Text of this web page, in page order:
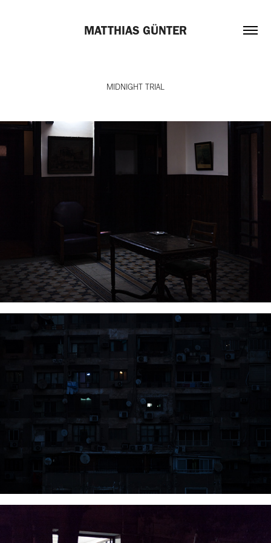
MATTHIAS GÜNTER
MIDNIGHT TRIAL